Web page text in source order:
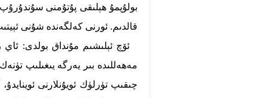
بولۇپمۇ ھېلىقى پۇتۇمنى
قالدىم. ئورنى كەلگەندە شۇنى
مەھەللىدە بىر يەرگە يىغىلىپ
چىقىپ تۈرلۈك ئويۇنلارنى